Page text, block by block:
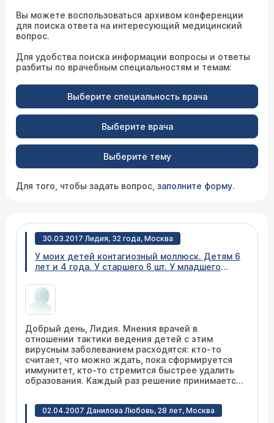
Вы можете воспользоваться архивом конференции
для поиска ответа на интересующий медицинский
вопрос.
Для удобства поиска информации вопросы и ответы
разбиты по врачебным специальностям и темам:
Выберите специальность врача
Выберите врача
Выберите тему
Для того, чтобы задать вопрос, заполните форму.
30.03.2017 Лидия, 32 года, Москва
У моих детей контагиозный моллюск. Детям 6
лет и 4 года. У старшего 6 шт. У младшего
более. Стоит ли удалять их? Или есть
лечение? Если удалять , то каким способом
лучше? Сколько это будет стоить? С
Добрый день, Лидия. Мнения врачей в
отношении тактики ведения детей с этим
вирусным заболеванием расходятся: кто-то
считает, что можно ждать, пока сформируется
иммунитет, кто-то стремится быстрее удалить
образования. Каждый раз решение принимается
механического удаления, посредством
02.04.2007 Данилова Любовь, 28 лет, Москва